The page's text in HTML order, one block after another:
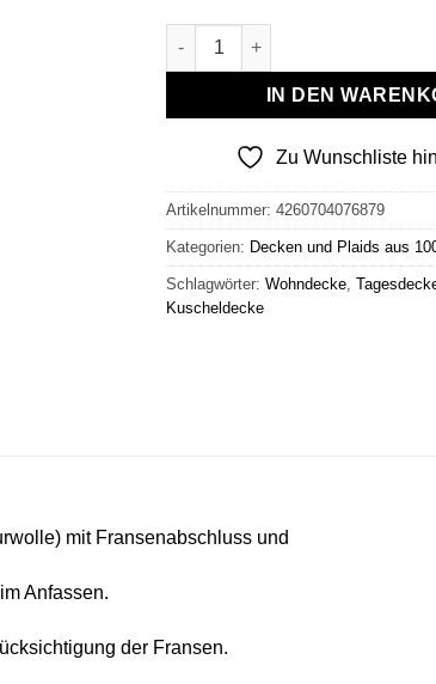
Wollplaid & Wolldecke "Tirol T
IN DEN
Zu Wunschliste
Artikelnummer: 4260704076879
Kategorien: Decken und Plaids aus
Schlagwörter: Wohndecke,
Kuscheldecke
mit Fransenabschluss und
Anfassen.
der Fransen.